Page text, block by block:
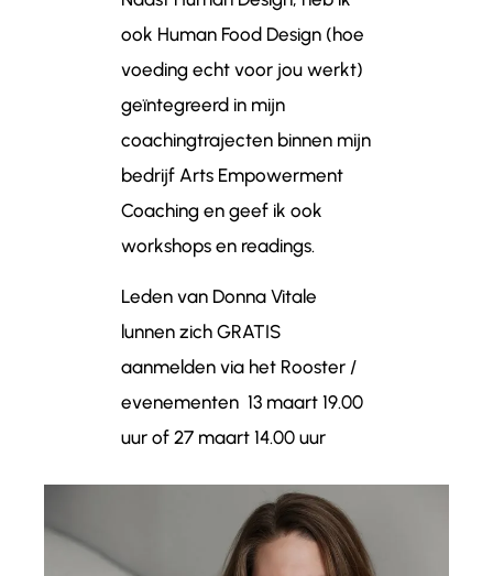
ook Human Food Design (hoe
voeding echt voor jou werkt)
geïntegreerd in mijn
coachingtrajecten binnen mijn
bedrijf Arts Empowerment
Coaching en geef ik ook
workshops en readings.
Leden van Donna Vitale
lunnen zich GRATIS
aanmelden via het Rooster /
evenementen 13 maart 19.00
uur of 27 maart 14.00 uur